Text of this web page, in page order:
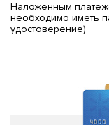
Наложенным
необходимо иметь
удостоверение)